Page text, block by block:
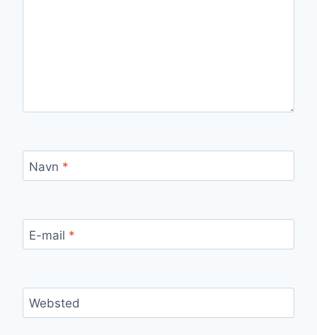
Navn *
E-mail *
Websted